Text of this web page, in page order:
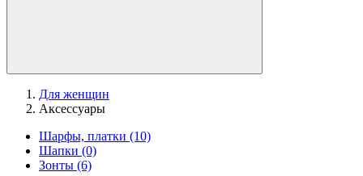
Для женщин
Аксессуары
Шарфы, платки (10)
Шапки (0)
Зонты (6)